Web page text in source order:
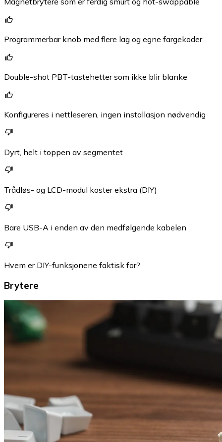
Programmerbar knob med flere lag og egne fargekoder
Double-shot PBT-tastehetter som ikke blir blanke
Konfigureres i nettleseren, ingen installasjon nødvendig
Dyrt, helt i toppen av segmentet
Trådløs- og LCD-modul koster ekstra (DIY)
Bare USB-A i enden av den medfølgende kabelen
Hvem er DIY-funksjonene faktisk for?
Brytere